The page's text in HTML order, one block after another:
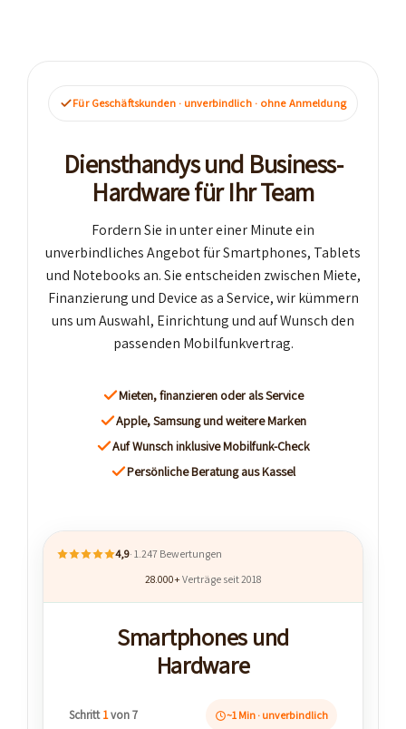
Für Geschäftskunden · unverbindlich · ohne Anmeldung
Diensthandys und Business-
Hardware für Ihr Team
Fordern Sie in unter einer Minute ein
unverbindliches Angebot für Smartphones, Tablets
und Notebooks an. Sie entscheiden zwischen Miete,
Finanzierung und Device as a Service, wir kümmern
uns um Auswahl, Einrichtung und auf Wunsch den
passenden Mobilfunkvertrag.
Mieten, finanzieren oder als Service
Apple, Samsung und weitere Marken
Auf Wunsch inklusive Mobilfunk-Check
Persönliche Beratung aus Kassel
4,9· 1.247 Bewertungen
28.000+Verträge seit 2018
Smartphones und
Hardware
Schritt1von 7 ~1 Min · unverbindlich